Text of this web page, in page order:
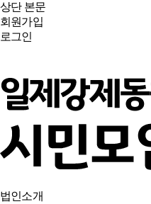
상단 본문
회원가입
로그인
법인소개